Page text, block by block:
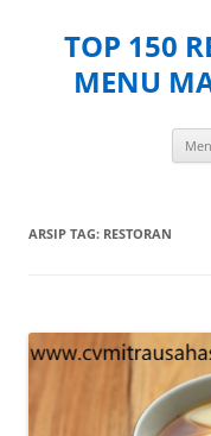
TOP 150
MENU
ARSIP TAG: RESTORAN